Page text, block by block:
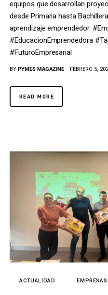
equipos que desarrollan
desde Primaria hasta
aprendizaje emprendedor.
#EducacionEmprendedora
#FuturoEmpresarial
BY PYMES MAGAZINE FEBRERO 5,
READ MORE
ACTUALIDAD EMPRESAS